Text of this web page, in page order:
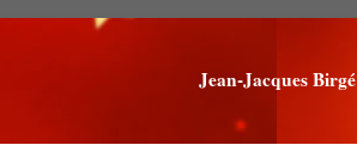
Jean-Jacques Birgé